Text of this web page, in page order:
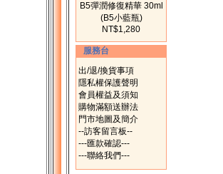
B5彈潤修復精華 30ml
(B5小藍瓶)
NT$1,280
服務台
出/退/換貨事項
隱私權保護聲明
會員權益及須知
購物滿額送辦法
門市地圖及簡介
--訪客留言板--
---匯款確認---
---聯絡我們---